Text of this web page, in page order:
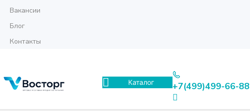
Вакансии
Блог
Контакты
Каталог +7(499)499-66-88